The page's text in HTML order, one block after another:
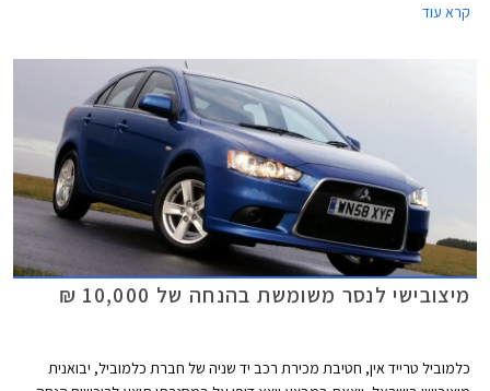
מיצובישי, בחרה היבואנית להוזיל את מחירם ובכך להפוך אותם לתחרותיים
קרא עוד
מיצובישי לנסר משומשת בהנחה של 10,000 ₪
כלמוביל טרייד אין, חטיבת מכירת רכב יד שניה של חברת כלמוביל, יבואנית